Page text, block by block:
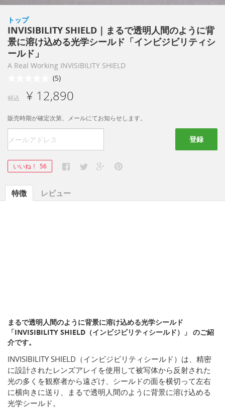
トップ
INVISIBILITY SHIELD｜まるで透明人間のように背
景に溶け込める光学シールド「インビジビリティシ
ールド」
A Real Working INVISIBILITY SHIELD
(5)
税込 ¥ 12,890
販売時期が確定次第、メールにてお知らせします。
登録
いいね！ 56
特徴 レビュー
まるで透明人間のように背景に溶け込める光学シールド
「INVISIBILITY SHIELD（インビジビリティシールド）」 のご紹
介です。
INVISIBILITY SHIELD（インビジビリティシールド）は、精密
に設計されたレンズアレイを使用して被写体から反射された
光の多くを観察者から遠ざけ、シールドの面を横切って左右
に横向きに送り、まるで透明人間のように背景に溶け込める
光学シールド。